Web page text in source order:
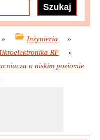
» Inżynieria
»
RF
»
o niskim poziomie